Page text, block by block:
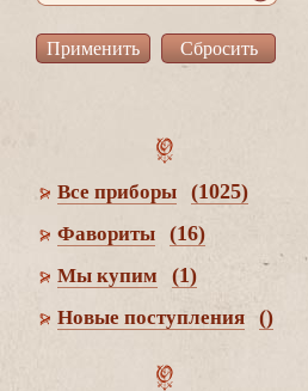
се приборы (1025)
Фавориты (16)
Мы купим (1)
Новые поступления ()